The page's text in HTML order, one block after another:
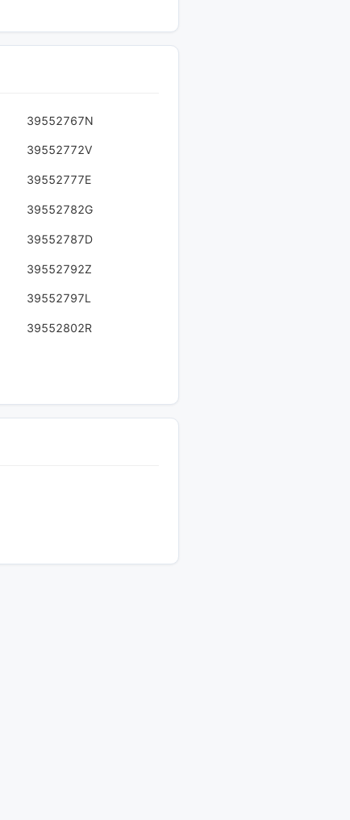
39552767N
39552772V
39552777E
39552782G
39552787D
39552792Z
39552797L
39552802R